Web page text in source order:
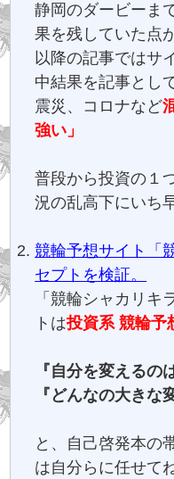
静岡のダービーま
果を残していた点
以降の記事ではサ
中結果を記事とし
震災、コロナなど
強い」
普段から投資の１
況の乱高下にいち
競輪予想サイト「
セプトを検証。
「競輪シャカリ
トは投資系 競輪予
『自分を変えるの
『どんなの大き
と、自己啓発本の
は自分らに任せて